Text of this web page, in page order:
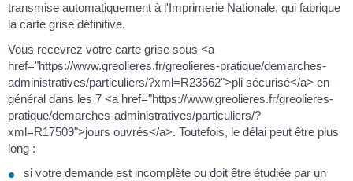
transmise automatiquement à l'Imprimerie Nationale, qui fabrique
la carte grise définitive.
Vous recevrez votre carte grise sous <a
href="https://www.greolieres.fr/greolieres-pratique/demarches-
administratives/particuliers/?xml=R23562">pli sécurisé</a> en
général dans les 7 <a href="https://www.greolieres.fr/greolieres-
pratique/demarches-administratives/particuliers/?
xml=R17509">jours ouvrés</a>. Toutefois, le délai peut être plus
long :
si votre demande est incomplète ou doit être étudiée par un